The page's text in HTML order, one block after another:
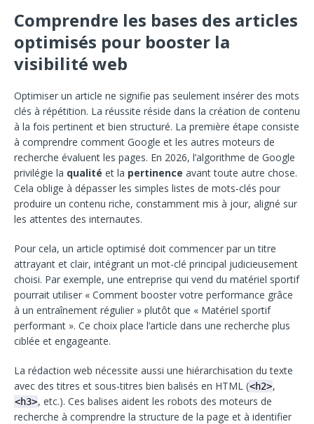
Comprendre les bases des articles
optimisés pour booster la
visibilité web
Optimiser un article ne signifie pas seulement insérer des mots
clés à répétition. La réussite réside dans la création de contenu
à la fois pertinent et bien structuré. La première étape consiste
à comprendre comment Google et les autres moteurs de
recherche évaluent les pages. En 2026, l’algorithme de Google
privilégie la qualité et la pertinence avant toute autre chose.
Cela oblige à dépasser les simples listes de mots-clés pour
produire un contenu riche, constamment mis à jour, aligné sur
les attentes des internautes.
Pour cela, un article optimisé doit commencer par un titre
attrayant et clair, intégrant un mot-clé principal judicieusement
choisi. Par exemple, une entreprise qui vend du matériel sportif
pourrait utiliser « Comment booster votre performance grâce
à un entraînement régulier » plutôt que « Matériel sportif
performant ». Ce choix place l’article dans une recherche plus
ciblée et engageante.
La rédaction web nécessite aussi une hiérarchisation du texte
avec des titres et sous-titres bien balisés en HTML (<h2>,
<h3>, etc.). Ces balises aident les robots des moteurs de
recherche à comprendre la structure de la page et à identifier